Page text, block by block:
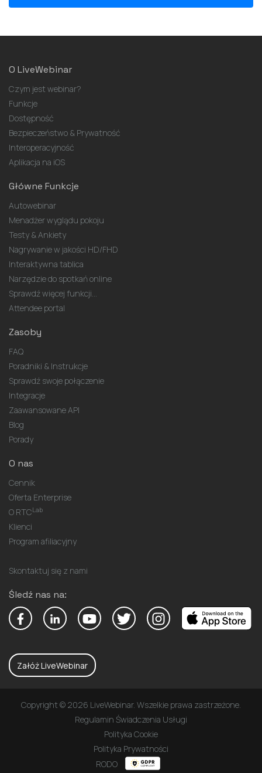
O LiveWebinar
Czym jest webinar?
Funkcje
Dostępność
Bezpieczeństwo & Prywatność
Interoperacyjność
Aplikacja na iOS
Główne Funkcje
Autowebinar
Menadżer wyglądu pokoju
Testy & Ankiety
Nagrywanie w jakości HD/FHD
Interaktywna tablica
Narzędzie do spotkań online
Sprawdź więcej funkcji...
Attendee portal
Zasoby
FAQ
Poradniki & Instrukcje
Sprawdź swoje połączenie
Integracje
Zaawansowane API
Blog
Porady
O nas
Cennik
Oferta Enterprise
O RTCLab
Klienci
Program afiliacyjny
Skontaktuj się z nami
Śledź nas na:
Załóż LiveWebinar
Copyright © 2026 LiveWebinar. Wszelkie prawa zastrzeżone.
Regulamin Świadczenia Usługi
Polityka Cookie
Polityka Prywatności
RODO